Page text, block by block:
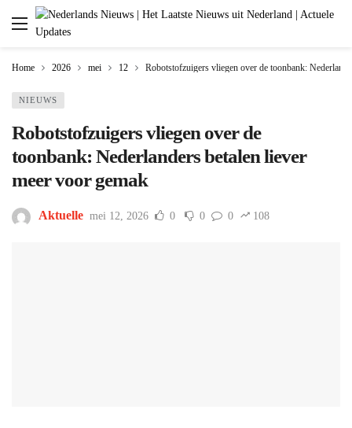
Home 2026 mei 12 Robotstofzuigers vliegen over de toonbank:
NIEUWS
Robotstofzuigers vliegen over de
toonbank: Nederlanders betalen liever
meer voor gemak
Aktuelle mei 12, 2026 0 0 0 108